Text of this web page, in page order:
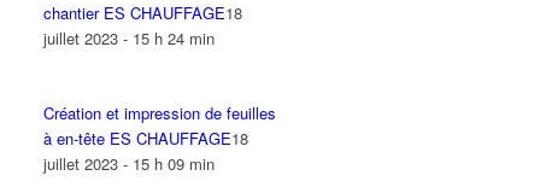
chantier ES CHAUFFAGE18
juillet 2023 - 15 h 24 min
Création et impression de feuilles
à en-tête ES CHAUFFAGE18
juillet 2023 - 15 h 09 min